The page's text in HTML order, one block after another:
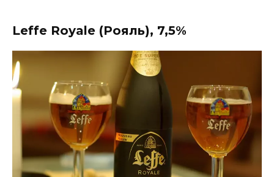
Leffe Royale (Рояль), 7,5%